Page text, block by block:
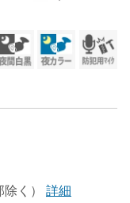
く）
詳細